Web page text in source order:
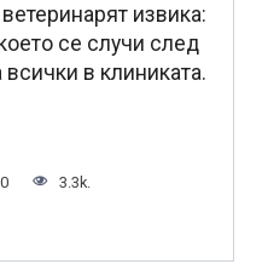
извика:
се случи след
всички в клиниката.
0 3.3k.